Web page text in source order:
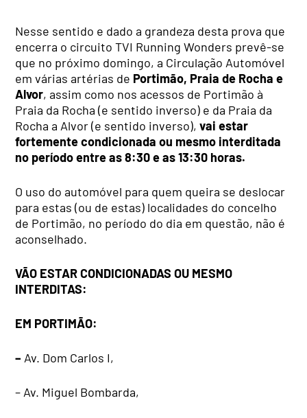
Nesse sentido e dado a grandeza desta prova que
encerra o circuito TVI Running Wonders prevê-se
que no próximo domingo, a Circulação Automóvel
em várias artérias de Portimão, Praia de Rocha e
Alvor, assim como nos acessos de Portimão à
Praia da Rocha (e sentido inverso) e da Praia da
Rocha a Alvor (e sentido inverso),vai estar
fortemente condicionada ou mesmo interditada
no período entre as 8:30 e as 13:30 horas.
O uso do automóvel para quem queira se deslocar
para estas (ou de estas) localidades do concelho
de Portimão, no período do dia em questão, não é
aconselhado.
VÃO ESTAR CONDICIONADAS OU MESMO
INTERDITAS:
EM PORTIMÃO:
– Av. Dom Carlos I,
– Av. Miguel Bombarda,